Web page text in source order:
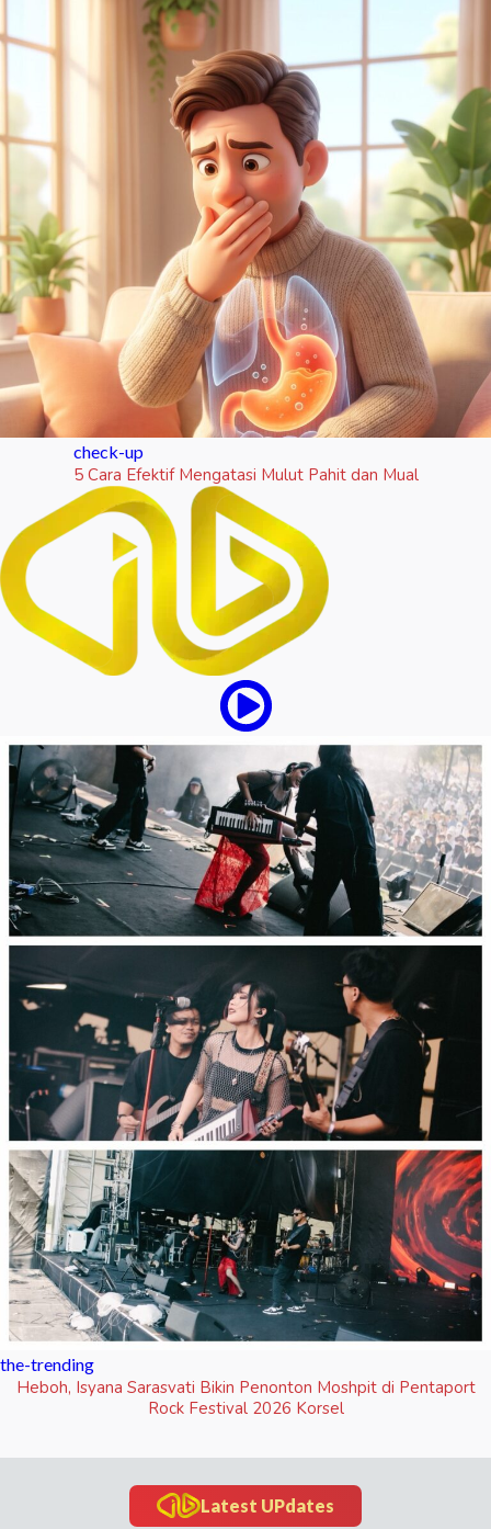
check-up
5 Cara Efektif Mengatasi Mulut Pahit dan Mual
the-trending
Heboh, Isyana Sarasvati Bikin Penonton Moshpit di Pentaport
Rock Festival 2026 Korsel
Latest UPdates